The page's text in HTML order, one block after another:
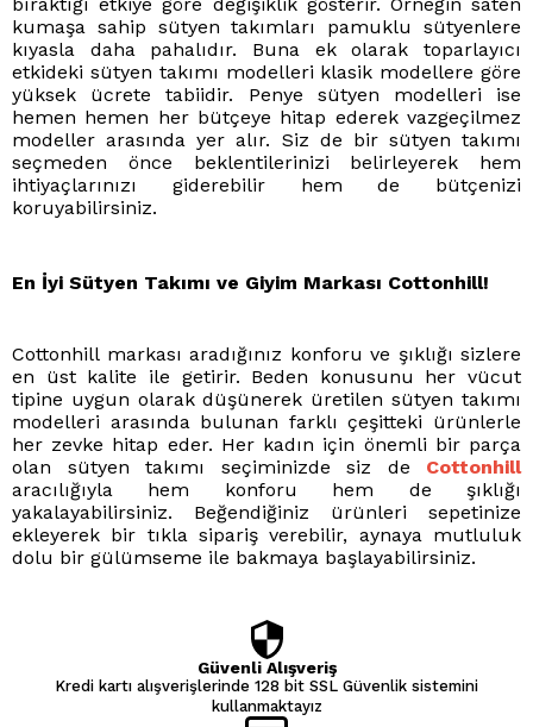
kumaşa sahip sütyen takımları pamuklu sütyenlere
kıyasla daha pahalıdır. Buna ek olarak toparlayıcı
etkideki sütyen takımı modelleri klasik modellere göre
yüksek ücrete tabiidir. Penye sütyen modelleri ise
hemen hemen her bütçeye hitap ederek vazgeçilmez
modeller arasında yer alır. Siz de bir sütyen takımı
seçmeden önce beklentilerinizi belirleyerek hem
ihtiyaçlarınızı giderebilir hem de bütçenizi
koruyabilirsiniz.
En İyi Sütyen Takımı ve Giyim Markası Cottonhill!
Cottonhill markası aradığınız konforu ve şıklığı sizlere
en üst kalite ile getirir. Beden konusunu her vücut
tipine uygun olarak düşünerek üretilen sütyen takımı
modelleri arasında bulunan farklı çeşitteki ürünlerle
her zevke hitap eder. Her kadın için önemli bir parça
olan sütyen takımı seçiminizde siz de Cottonhill
aracılığıyla hem konforu hem de şıklığı
yakalayabilirsiniz. Beğendiğiniz ürünleri sepetinize
ekleyerek bir tıkla sipariş verebilir, aynaya mutluluk
dolu bir gülümseme ile bakmaya başlayabilirsiniz.
Güvenli Alışveriş
Kredi kartı alışverişlerinde 128 bit SSL Güvenlik sistemini
kullanmaktayız